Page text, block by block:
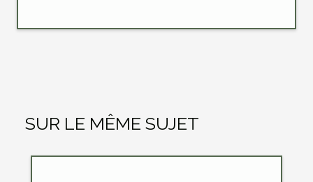
SUR LE MÊME SUJET